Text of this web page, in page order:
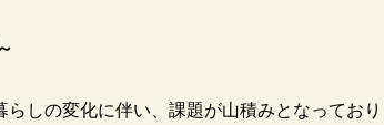
しの変化に伴い、課題が山積みとなっており